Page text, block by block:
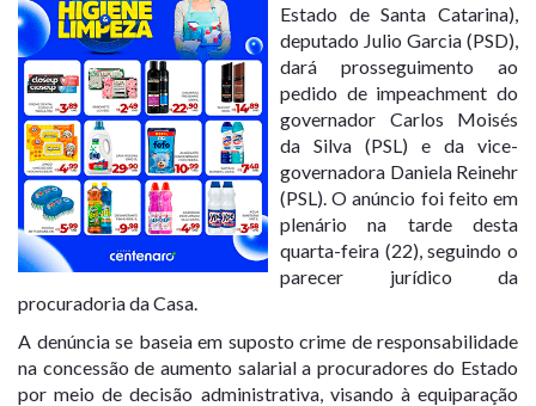
Estado de Santa Catarina),
deputado Julio Garcia (PSD),
dará prosseguimento ao
pedido de impeachment do
governador Carlos Moisés
da Silva (PSL) e da vice-
governadora Daniela Reinehr
(PSL). O anúncio foi feito em
plenário na tarde desta
quarta-feira (22), seguindo o
parecer jurídico da
procuradoria da Casa.
A denúncia se baseia em suposto crime de responsabilidade
na concessão de aumento salarial a procuradores do Estado
por meio de decisão administrativa, visando à equiparação